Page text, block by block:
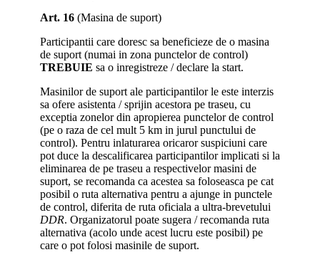
Art. 16 (Masina de suport)
Participantii care doresc sa beneficieze de o masina
de suport (numai in zona punctelor de control)
TREBUIE sa o inregistreze / declare la start.
Masinilor de suport ale participantilor le este interzis
sa ofere asistenta / sprijin acestora pe traseu, cu
exceptia zonelor din apropierea punctelor de control
(pe o raza de cel mult 5 km in jurul punctului de
control). Pentru inlaturarea oricaror suspiciuni care
pot duce la descalificarea participantilor implicati si la
eliminarea de pe traseu a respectivelor masini de
suport, se recomanda ca acestea sa foloseasca pe cat
posibil o ruta alternativa pentru a ajunge in punctele
de control, diferita de ruta oficiala a ultra-brevetului
DDR. Organizatorul poate sugera / recomanda ruta
alternativa (acolo unde acest lucru este posibil) pe
care o pot folosi masinile de suport.